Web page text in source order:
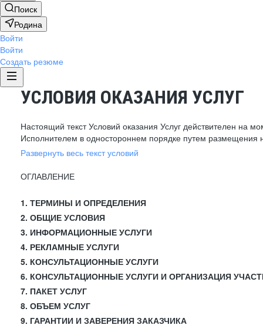
Поиск
Родина
Войти
Войти
Создать резюме
УСЛОВИЯ ОКАЗАНИЯ УСЛУГ
Настоящий текст Условий оказания Услуг действителен на
Исполнителем в одностороннем порядке путем размещения
Развернуть весь текст условий
ОГЛАВЛЕНИЕ
1. ТЕРМИНЫ И ОПРЕДЕЛЕНИЯ
2. ОБЩИЕ УСЛОВИЯ
3. ИНФОРМАЦИОННЫЕ УСЛУГИ
4. РЕКЛАМНЫЕ УСЛУГИ
5. КОНСУЛЬТАЦИОННЫЕ УСЛУГИ
6. КОНСУЛЬТАЦИОННЫЕ УСЛУГИ И ОРГАНИЗАЦИЯ
7. ПАКЕТ УСЛУГ
8. ОБЪЕМ УСЛУГ
9. ГАРАНТИИ И ЗАВЕРЕНИЯ ЗАКАЗЧИКА